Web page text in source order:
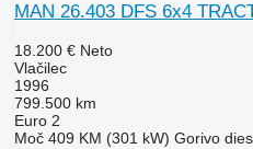
MAN 26.403 DFS 6x4
18.200 € Neto
Vlačilec
1996
799.500 km
Euro 2
Moč 409 KM (301 kW) Gorivo